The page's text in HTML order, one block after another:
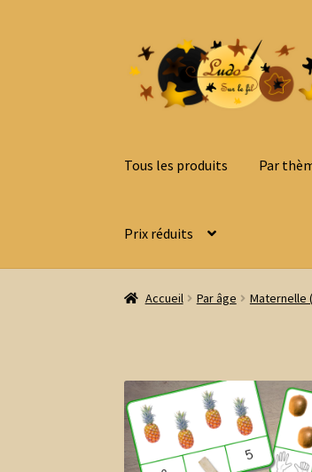
Aller
à
navigation
Aller
au
contenu
Tous les produits Par
Prix réduits
Accueil Par âge Maternelle